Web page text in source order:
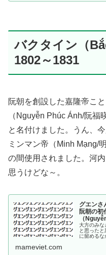
バクタイン（
1802～1831
阮朝を創設した嘉隆帝こ
（Nguyễn Phúc Ánh/阮
と名付けました。うん、
ミンマン帝（Minh Mạng/
の間使用されました。河
思うけどな～。
グエンさ
阮朝の初
（
大方のみな
と思った
に留める
mameviet.com